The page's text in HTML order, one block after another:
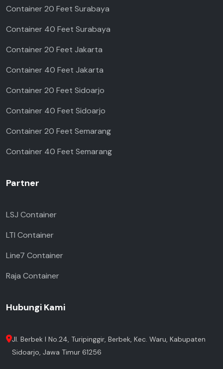
Container 20 Feet Surabaya
Container 40 Feet Surabaya
Container 20 Feet Jakarta
Container 40 Feet Jakarta
Container 20 Feet Sidoarjo
Container 40 Feet Sidoarjo
Container 20 Feet Semarang
Container 40 Feet Semarang
Partner
LSJ Container
LTI Container
Line7 Container
Raja Container
Hubungi Kami
Jl. Berbek I No.24, Turipinggir, Berbek, Kec. Waru, Kabupaten
Sidoarjo, Jawa Timur 61256